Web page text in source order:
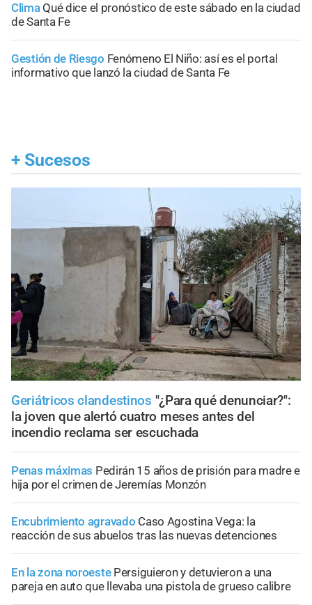
Clima Qué dice el pronóstico de este sábado en la ciudad
de Santa Fe
Gestión de Riesgo Fenómeno El Niño: así es el portal
informativo que lanzó la ciudad de Santa Fe
+ Sucesos
Geriátricos clandestinos "¿Para qué denunciar?":
la joven que alertó cuatro meses antes del
incendio reclama ser escuchada
Penas máximas Pedirán 15 años de prisión para madre e
hija por el crimen de Jeremías Monzón
Encubrimiento agravado Caso Agostina Vega: la
reacción de sus abuelos tras las nuevas detenciones
En la zona noroeste Persiguieron y detuvieron a una
pareja en auto que llevaba una pistola de grueso calibre